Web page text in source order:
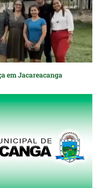
em Jacareacanga